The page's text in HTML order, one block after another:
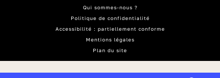
Qui sommes-nous ?
Politique de confidentialité
Accessibilité : partiellement conforme
Mentions légales
Plan du site